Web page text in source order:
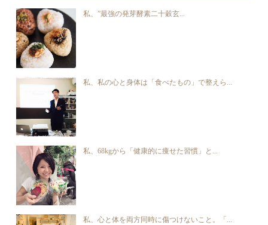
私、”最強の発芽酵素二十穀玄...
私、私の心と身体は「食べたもの」で整えら...
私、68kgから「健康的に痩せた習慣」と...
私、心と体を両方同時に傷つけないこと。「...